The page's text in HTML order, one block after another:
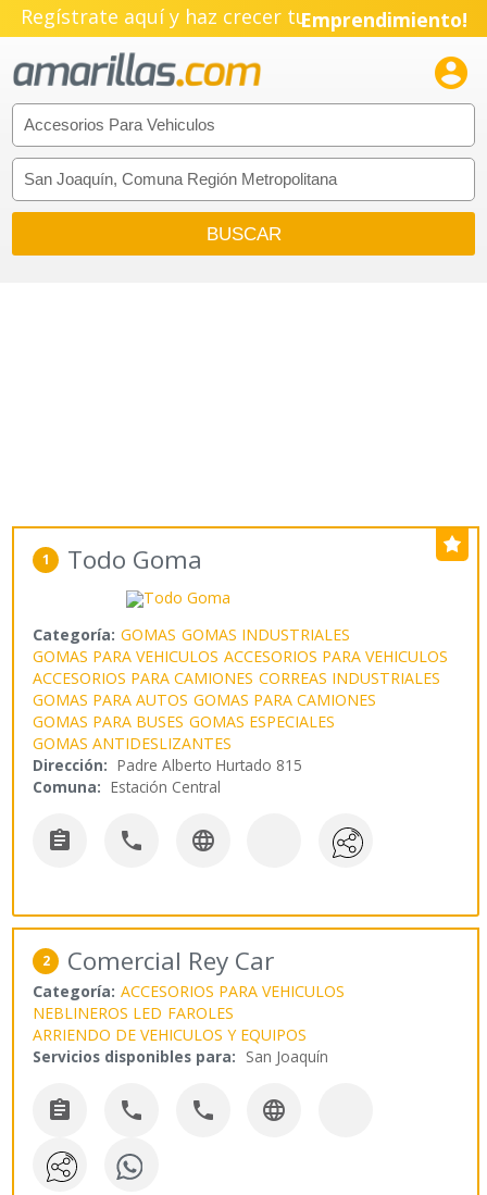
Regístrate aquí y haz crecer tuEmprendimiento!

1 Todo Goma
Categoría: GOMAS GOMAS INDUSTRIALES
GOMAS PARA VEHICULOS ACCESORIOS PARA VEHICULOS
ACCESORIOS PARA CAMIONES CORREAS INDUSTRIALES
GOMAS PARA AUTOS GOMAS PARA CAMIONES
GOMAS PARA BUSES GOMAS ESPECIALES
GOMAS ANTIDESLIZANTES
Dirección: Padre Alberto Hurtado 815
Comuna: Estación Central
  
2 Comercial Rey Car
Categoría: ACCESORIOS PARA VEHICULOS
NEBLINEROS LED FAROLES
ARRIENDO DE VEHICULOS Y EQUIPOS
Servicios disponibles para: San Joaquín
   